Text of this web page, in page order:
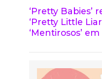
‘Pretty Babies’
‘Pretty Little
‘Mentirosos’